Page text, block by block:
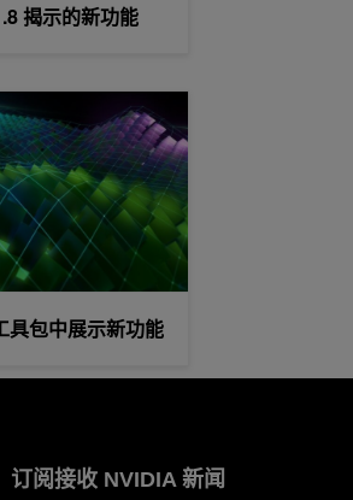
揭示的新功能
具包中展示新功能
中展示新功能
订阅接收 NVIDIA 新闻